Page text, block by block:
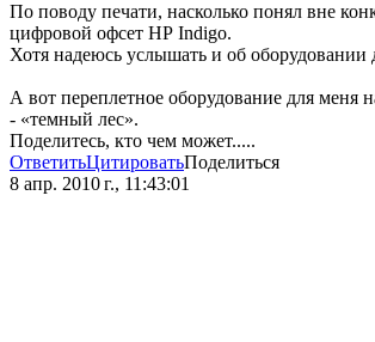
По поводу печати, насколько понял вне
цифровой офсет НР Indigo.
Хотя надеюсь услышать и об оборудовании
А вот переплетное оборудование для меня
- «темный лес».
Поделитесь, кто чем может.....
ОтветитьЦитироватьПоделиться
8 апр. 2010 г., 11:43:01